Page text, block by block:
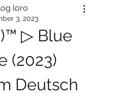
loro
3, 2023
▷ Blue
(2023)
Deutsch